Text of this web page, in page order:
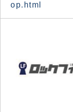
op.html